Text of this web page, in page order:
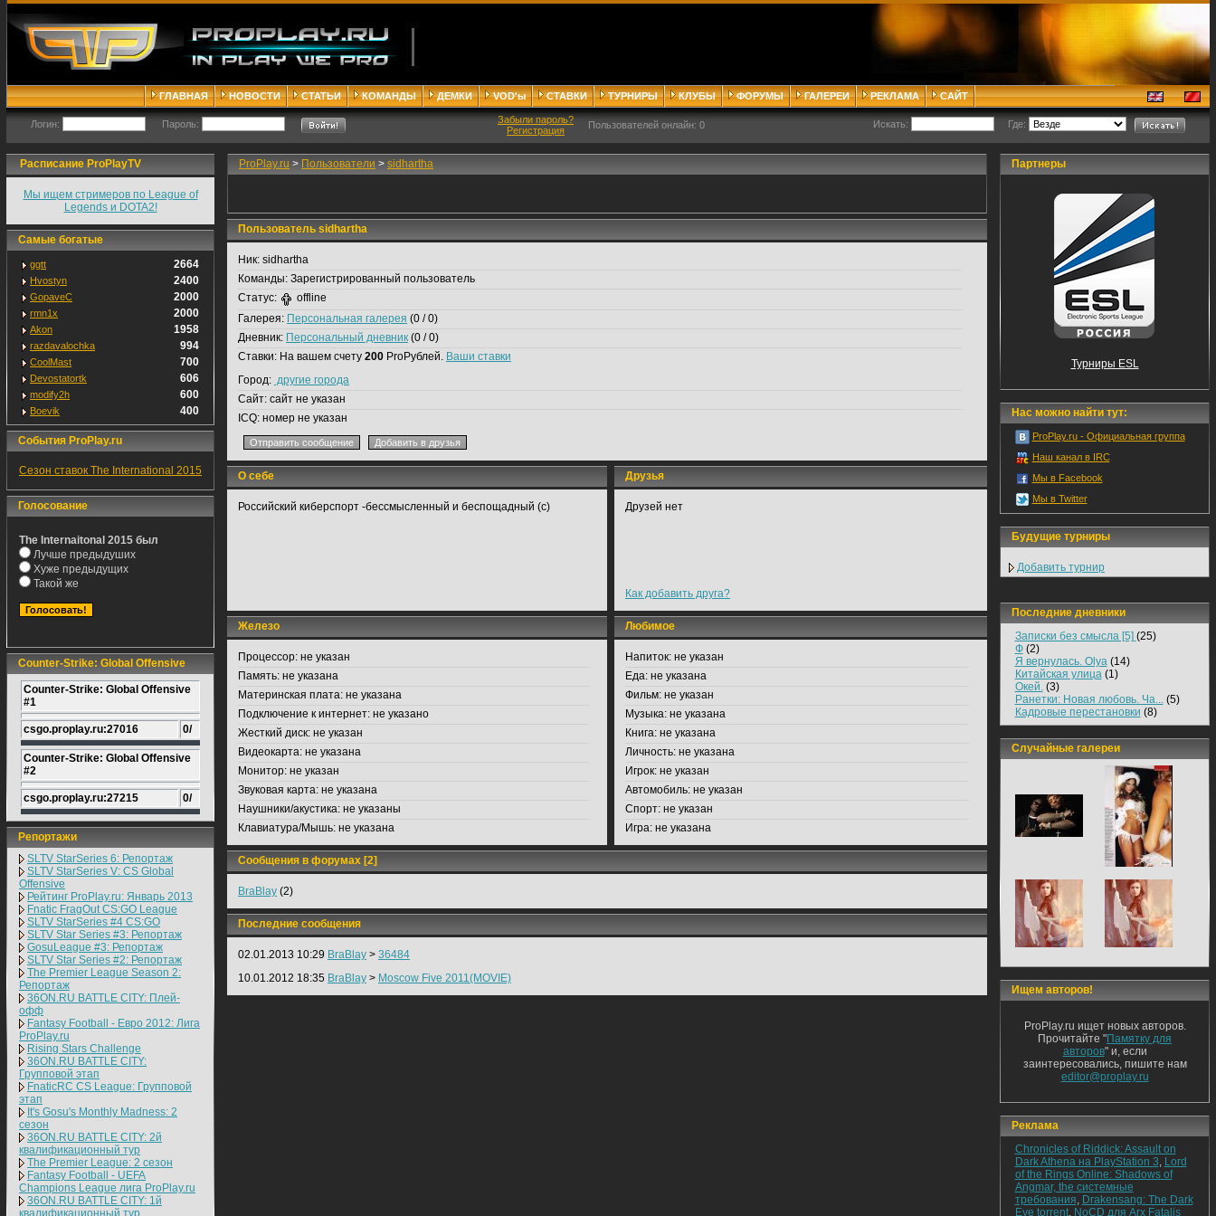
ГЛАВНАЯ НОВОСТИ СТАТЬИ КОМАНДЫ ДЕМКИ VOD'ы СТАВКИ ТУРНИРЫ КЛУБЫ ФОРУМЫ ГАЛЕРЕИ РЕКЛАМА САЙТ
Логин: Пароль:
Забыли пароль?
Регистрация
Пользователей онлайн: 0 Искать: Где:
Расписание ProPlayTV
Мы ищем стримеров по League of
Legends и DOTA2!
Самые богатые
ggtt 2664
Hvostyn 2400
GopaveC 2000
rmn1x 2000
Akon 1958
razdavalochka 994
CoolMast 700
Devostatortk 606
modify2h 600
Boevik 400
События ProPlay.ru
Сезон ставок The International 2015
Голосование
The Internaitonal 2015 был
Лучше предыдуших
Хуже предыдущих
Такой же
Counter-Strike: Global Offensive
Counter-Strike: Global Offensive
#1
csgo.proplay.ru:27016 0/
Counter-Strike: Global Offensive
#2
csgo.proplay.ru:27215 0/
Репортажи
SLTV StarSeries 6: Репортаж
SLTV StarSeries V: CS Global
Offensive
Рейтинг ProPlay.ru: Январь 2013
Fnatic FragOut CS:GO League
SLTV StarSeries #4 CS:GO
SLTV Star Series #3: Репортаж
GosuLeague #3: Репортаж
SLTV Star Series #2: Репортаж
The Premier League Season 2:
Репортаж
36ON.RU BATTLE CITY: Плей-
офф
Fantasy Football - Евро 2012: Лига
ProPlay.ru
Rising Stars Challenge
36ON.RU BATTLE CITY:
Групповой этап
FnaticRC CS League: Групповой
этап
It's Gosu's Monthly Madness: 2
сезон
36ON.RU BATTLE CITY: 2й
квалификационный тур
The Premier League: 2 cезон
Fantasy Football - UEFA
Champions League лига ProPlay.ru
36ON.RU BATTLE CITY: 1й
квалификационный тур
ProPlay.ru > Пользователи > sidhartha
Пользователь sidhartha
Ник: sidhartha
Команды: Зарегистрированный пользователь
Статус:
offline
Галерея: Персональная галерея (0 / 0)
Дневник: Персональный дневник (0 / 0)
Ставки: На вашем счету 200 ProРублей. Ваши ставки
Город: другие города
Сайт: сайт не указан
ICQ: номер не указан
О себе
Российский киберспорт -бессмысленный и беспощадный (с)
Друзья
Друзей нет
Как добавить друга?
Железо
Процессор: не указан
Память: не указана
Материнская плата: не указана
Подключение к интернет: не указано
Жесткий диск: не указан
Видеокарта: не указана
Монитор: не указан
Звуковая карта: не указана
Наушники/акустика: не указаны
Клавиатура/Мышь: не указана
Любимое
Напиток: не указан
Еда: не указана
Фильм: не указан
Музыка: не указана
Книга: не указана
Личность: не указана
Игрок: не указан
Автомобиль: не указан
Спорт: не указан
Игра: не указана
Сообщения в форумах [2]
BraBlay (2)
Последние сообщения
02.01.2013 10:29 BraBlay > 36484
10.01.2012 18:35 BraBlay > Moscow Five 2011(MOVIE)
Партнеры
Турниры ESL
Нас можно найти тут:
ProPlay.ru - Официальная группа
Наш канал в IRC
Мы в Facebook
Мы в Twitter
Будущие турниры
Добавить турнир
Последние дневники
Записки без смысла [5] (25)
Ф(2)
Я вернулась. Olya(14)
Китайская улица(1)
Окей.(3)
Ранетки: Новая любовь. Ча...(5)
Кадровые перестановки (8)
Случайные галереи
Ищем авторов!
ProPlay.ru ищет новых авторов.
Прочитайте "Памятку для
авторов" и, если
заинтересовались, пишите нам
editor@proplay.ru
Реклама
Chronicles of Riddick: Assault on
Dark Athena на PlayStation 3, Lord
of the Rings Online: Shadows of
Angmar, the системные
требования, Drakensang: The Dark
Eye torrent, NoCD для Arx Fatalis